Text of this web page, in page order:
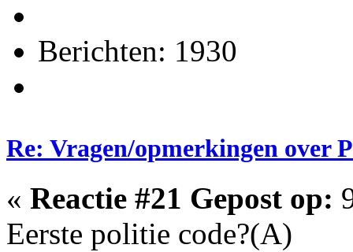
Berichten: 1930
Re: Vragen/opmerkingen over
« Reactie #21 Gepost op:
Eerste politie code?(A)